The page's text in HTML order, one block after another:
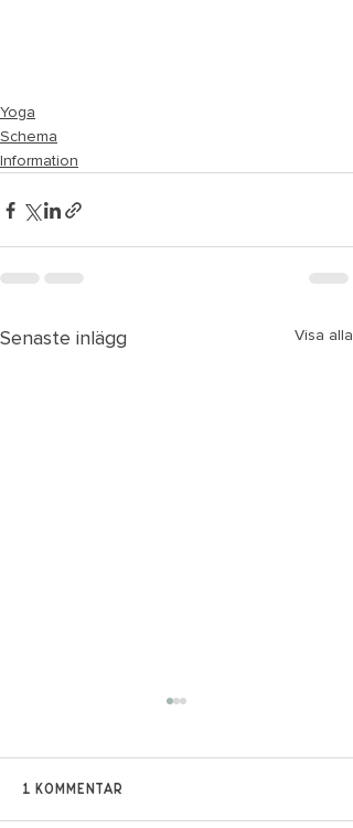
Yoga
Schema
Information
Senaste inlägg Visa alla
1 kommentar